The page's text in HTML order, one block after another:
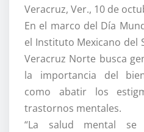
Veracruz, Ver., 10 de
En el marco del Día
el Instituto Mexicano del
Veracruz Norte busca
la importancia del
como abatir los
trastornos mentales.
“La salud mental se